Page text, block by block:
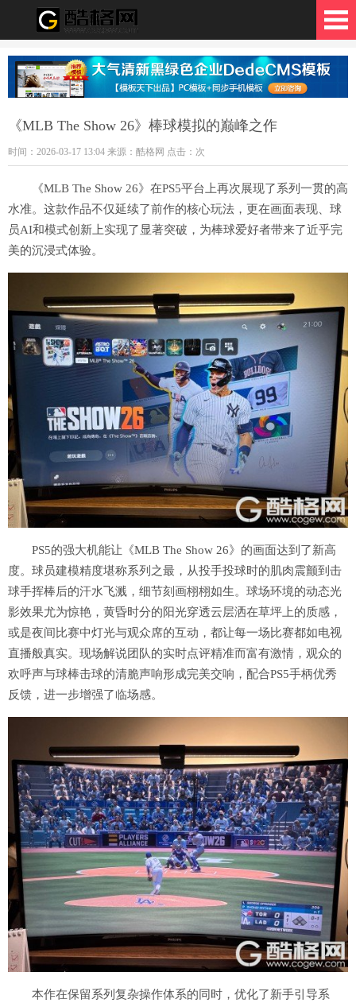
格网
《MLB The Show 26》棒球模拟的巅峰之作
时间：2026-03-17 13:04 来源：酷格网 点击： 次
《MLB The Show 26》在PS5平台上再次展现了系列一贯的高
水准。这款作品不仅延续了前作的核心玩法，更在画面表现、球
员AI和模式创新上实现了显著突破，为棒球爱好者带来了近乎完
美的沉浸式体验。
PS5的强大机能让《MLB The Show 26》的画面达到了新高
度。球员建模精度堪称系列之最，从投手投球时的肌肉震颤到击
球手挥棒后的汗水飞溅，细节刻画栩栩如生。球场环境的动态光
影效果尤为惊艳，黄昏时分的阳光穿透云层洒在草坪上的质感，
或是夜间比赛中灯光与观众席的互动，都让每一场比赛都如电视
直播般真实。现场解说团队的实时点评精准而富有激情，观众的
欢呼声与球棒击球的清脆声响形成完美交响，配合PS5手柄优秀
反馈，进一步增强了临场感。
本作在保留系列复杂操作体系的同时，优化了新手引导系